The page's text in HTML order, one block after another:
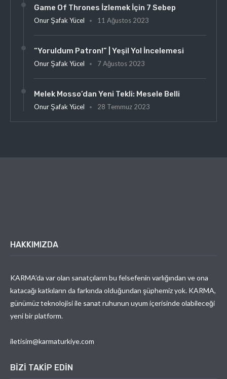
Game Of Thrones İzlemek İçin 7 Sebep
Onur Şafak Yücel 11 Ağustos 2023
“Yoruldum Patron!” | Yeşil Yol İncelemesi
Onur Şafak Yücel 7 Ağustos 2023
Melek Mosso’dan Yeni Tekli: Mesele Belli
Onur Şafak Yücel 28 Temmuz 2023
HAKKIMIZDA
KARMA’da var olan sanatçıların bu felsefenin varlığından ve ona
katacağı katkıların da farkında olduğundan şüphemiz yok. KARMA,
günümüz teknolojisi ile sanat ruhunun uyum içerisinde olabileceği
yeni bir platform.
iletisim@karmaturkiye.com
BIZI TAKIP EDIN